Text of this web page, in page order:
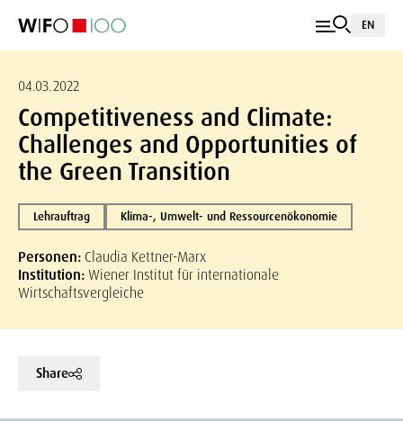
EN
04.03.2022
Competitiveness and Climate:
Challenges and Opportunities of
the Green Transition
Lehrauftrag Klima-, Umwelt- und Ressourcenökonomie
Personen: Claudia Kettner-Marx
Institution:Wiener Institut für internationale
Wirtschaftsvergleiche
Share